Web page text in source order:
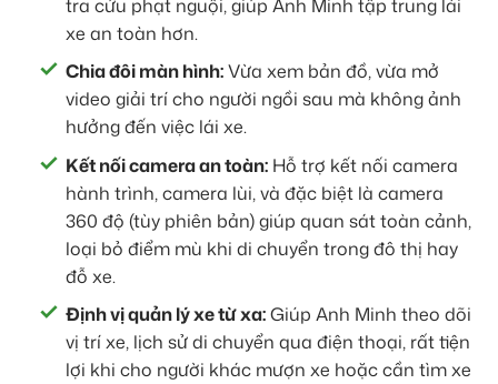
tra cứu phạt nguội, giúp Anh Minh tập trung lái
xe an toàn hơn.
Chia đôi màn hình:Vừa xem bản đồ, vừa mở
video giải trí cho người ngồi sau mà không ảnh
hưởng đến việc lái xe.
Kết nối camera an toàn: Hỗ trợ kết nối camera
hành trình, camera lùi, và đặc biệt là camera
360 độ (tùy phiên bản) giúp quan sát toàn cảnh,
loại bỏ điểm mù khi di chuyển trong đô thị hay
đỗ xe.
Định vị quản lý xe từ xa:Giúp Anh Minh theo dõi
vị trí xe, lịch sử di chuyển qua điện thoại, rất tiện
lợi khi cho người khác mượn xe hoặc cần tìm xe